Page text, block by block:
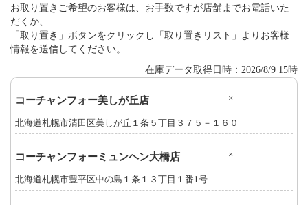
お取り置きご希望のお客様は、お手数ですが店舗までお電話いた
だくか、
「取り置き」ボタンをクリックし「取り置きリスト」よりお客様
情報を送信してください。
在庫データ取得日時：2026/8/9 15時
コーチャンフォー美しが丘店 ×
北海道札幌市清田区美しが丘１条５丁目３７５－１６０
コーチャンフォーミュンヘン大橋店 ×
北海道札幌市豊平区中の島１条１３丁目１番1号